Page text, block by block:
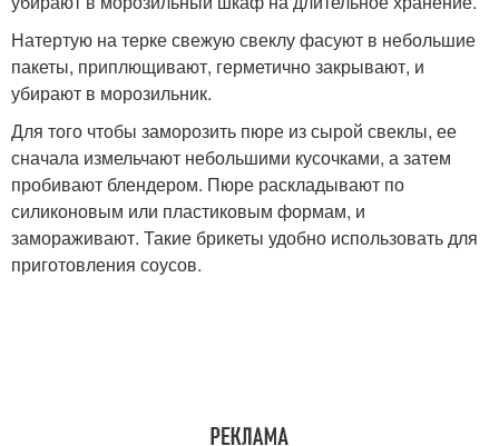
Натертую на терке свежую свеклу фасуют в небольшие
пакеты, приплющивают, герметично закрывают, и
убирают в морозильник.
Для того чтобы заморозить пюре из сырой свеклы, ее
сначала измельчают небольшими кусочками, а затем
пробивают блендером. Пюре раскладывают по
силиконовым или пластиковым формам, и
замораживают. Такие брикеты удобно использовать для
приготовления соусов.